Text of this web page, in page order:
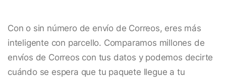
Con o sin número de envío de Correos, eres más
inteligente con parcello. Comparamos millones de
envíos de Correos con tus datos y podemos decirte
cuándo se espera que tu paquete llegue a tu